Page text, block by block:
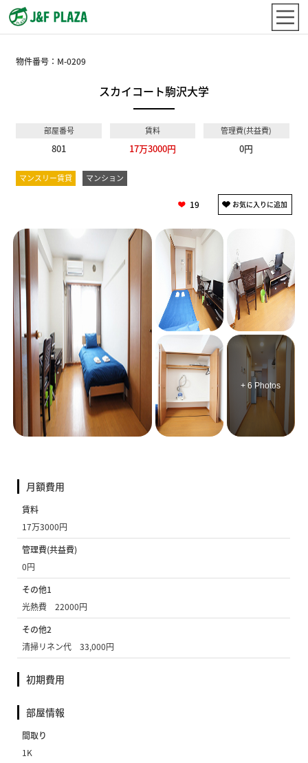
物件番号： M-0209
スカイコート駒沢大学
部屋番号
801
賃料
17万3000円
管理費(共益費)
0円
マンスリー賃貸 マンション
19
+ 6 Photos
月額費用
賃料
17万3000円
管理費(共益費)
0円
その他1
光熱費 22000円
その他2
清掃リネン代 33,000円
初期費用
部屋情報
間取り
1K